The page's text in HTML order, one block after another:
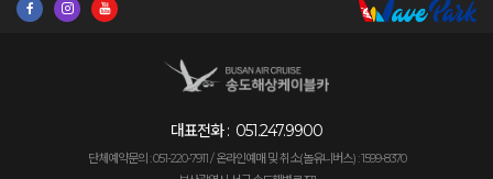
대표전화 : 051.247.9900
단체예약문의 : 051-220-7911 / 온라인예매 및 취소(놀유니버스) : 1599-8370